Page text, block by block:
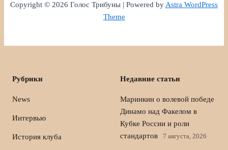
Copyright © 2026 Голос Трибуны | Powered byAstra WordPress
Theme
Рубрики
News
Интервью
История клуба
Недавние статьи
Маринкин о волевой победе
Динамо над Факелом в
Кубке России и роли
стандартов
7 августа, 2026